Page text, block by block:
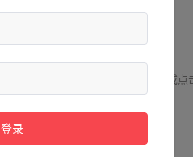
请检查您输入的网址是否正确，或点
登录